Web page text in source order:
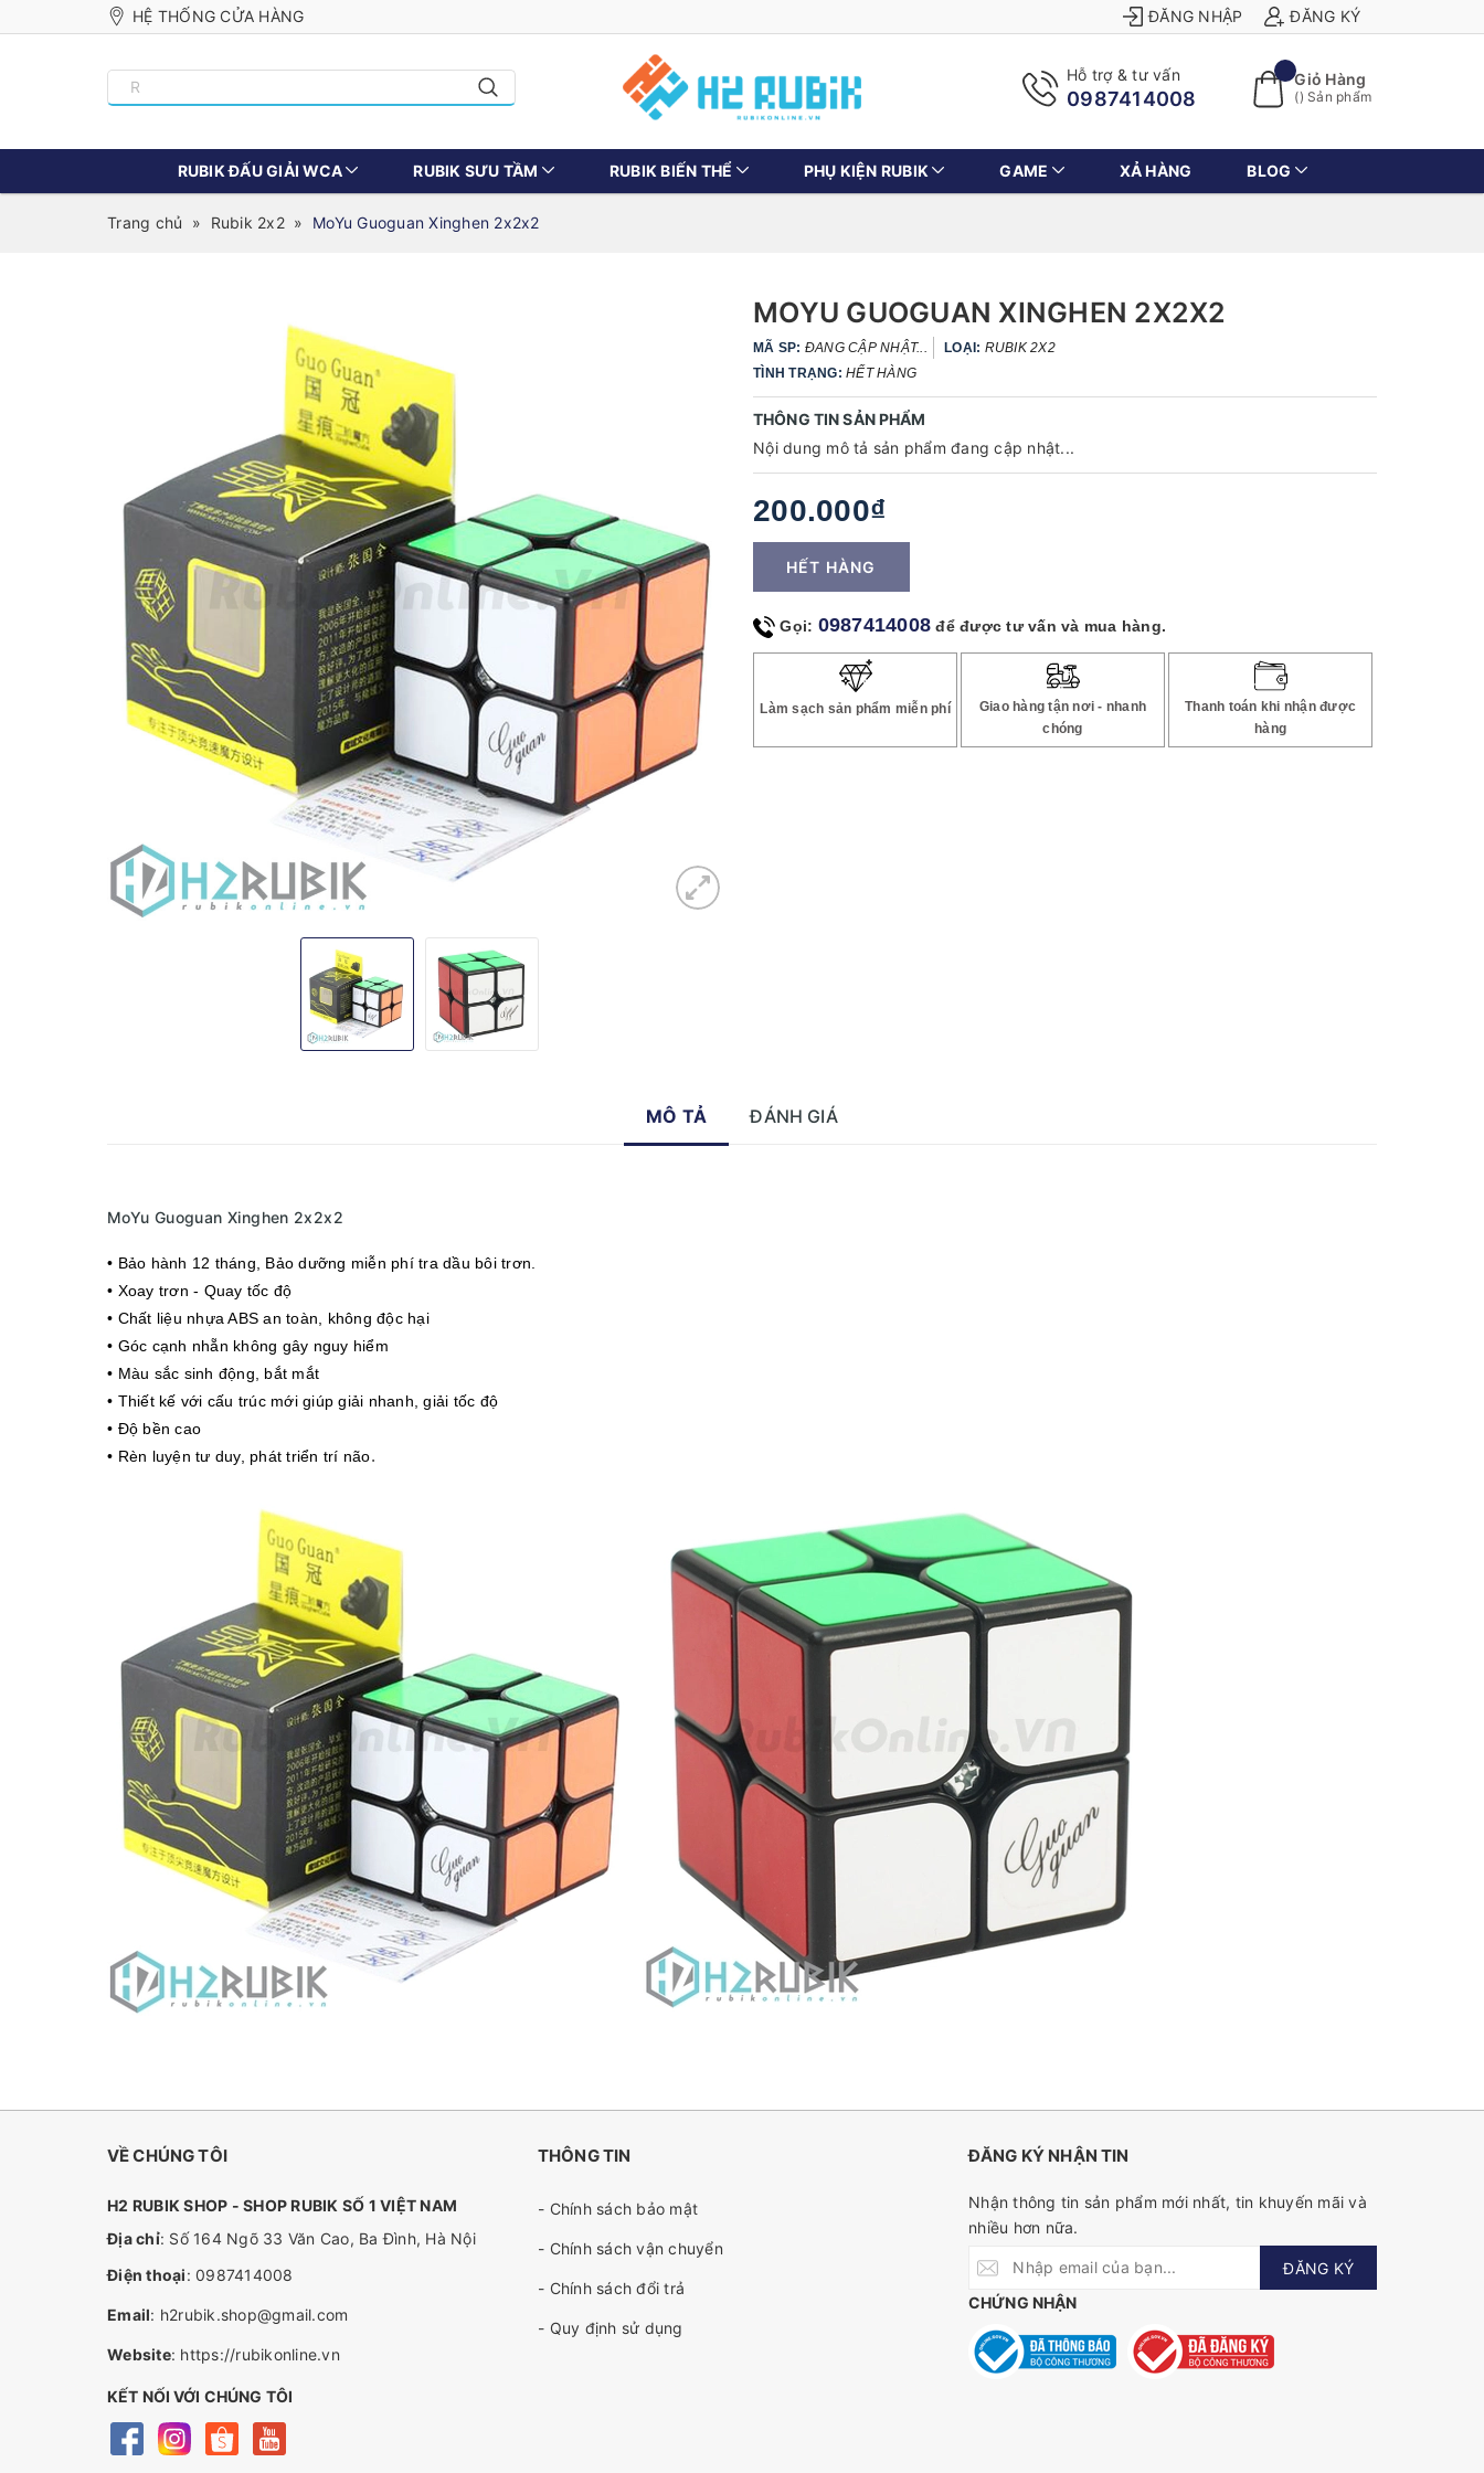
HỆ THỐNG CỬA HÀNG ĐĂNG NHẬP ĐĂNG KÝ
Hỗ trợ & tư vấn
0987414008
Giỏ Hàng
() Sản phẩm
RUBIK ĐẤU GIẢI WCA RUBIK SƯU TẦM RUBIK BIẾN THỂ PHỤ KIỆN RUBIK GAME XẢ HÀNG BLOG
Trang chủ » Rubik 2x2 » MoYu Guoguan Xinghen 2x2x2
MOYU GUOGUAN XINGHEN 2X2X2
MÃ SP: ĐANG CẬP NHẬT... LOẠI: RUBIK 2X2
TÌNH TRẠNG: HẾT HÀNG
THÔNG TIN SẢN PHẨM
Nội dung mô tả sản phẩm đang cập nhật...
200.000₫
HẾT HÀNG
Gọi: 0987414008 để được tư vấn và mua hàng.
Làm sạch sản phẩm miễn phí
Giao hàng tận nơi - nhanh
chóng
Thanh toán khi nhận được
hàng
MÔ TẢ ĐÁNH GIÁ
MoYu Guoguan Xinghen 2x2x2
• Bảo hành 12 tháng , Bảo dưỡng miễn phí tra dầu bôi trơn.
• Xoay trơn - Quay tốc độ
• Chất liệu nhựa ABS an toàn, không độc hại
• Góc cạnh nhẵn không gây nguy hiểm
• Màu sắc sinh động, bắt mắt
• Thiết kế với cấu trúc mới giúp giải nhanh, giải tốc độ
• Độ bền cao
• Rèn luyện tư duy, phát triển trí não.
VỀ CHÚNG TÔI
H2 RUBIK SHOP - SHOP RUBIK SỐ 1 VIỆT NAM
Địa chỉ: Số 164 Ngõ 33 Văn Cao, Ba Đình, Hà Nội
Điện thoại: 0987414008
Email: h2rubik.shop@gmail.com
Website: https://rubikonline.vn
KẾT NỐI VỚI CHÚNG TÔI
THÔNG TIN
- Chính sách bảo mật
- Chính sách vận chuyển
- Chính sách đổi trả
- Quy định sử dụng
ĐĂNG KÝ NHẬN TIN
Nhận thông tin sản phẩm mới nhất, tin khuyến mãi và
nhiều hơn nữa.
ĐĂNG KÝ
CHỨNG NHẬN